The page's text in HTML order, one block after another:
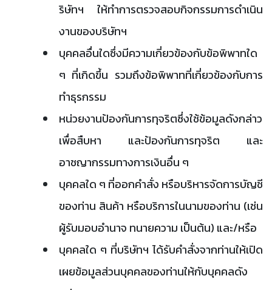
ริษัทฯ ให้ทำการตรวจสอบกิจกรรมการดำเนิน
งานของบริษัทฯ
บุคคลอื่นใดซึ่งมีความเกี่ยวข้องกับข้อพิพาทใด
ๆ ที่เกิดขึ้น รวมถึงข้อพิพาทที่เกี่ยวข้องกับการ
ทำธุรกรรม
หน่วยงานป้องกันการทุจริตซึ่งใช้ข้อมูลดังกล่าว
เพื่อสืบหา และป้องกันการทุจริต และ
อาชญากรรมทางการเงินอื่น ๆ
บุคคลใด ๆ ที่ออกคำสั่ง หรือบริหารจัดการบัญชี
ของท่าน สินค้า หรือบริการในนามของท่าน (เช่น
ผู้รับมอบอำนาจ ทนายความ เป็นต้น) และ/หรือ
บุคคลใด ๆ ที่บริษัทฯ ได้รับคำสั่งจากท่านให้เปิด
เผยข้อมูลส่วนบุคคลของท่านให้กับบุคคลดัง